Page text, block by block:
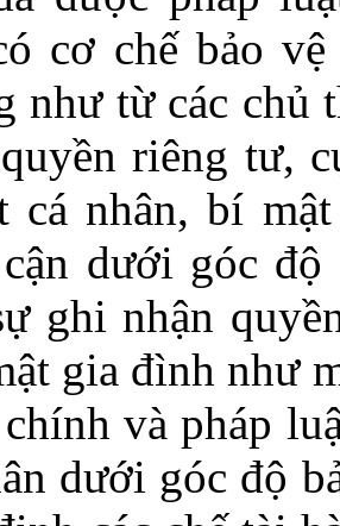
cơ chế bảo
như từ các chủ
riêng tư,
cá nhân, bí
dưới góc
ghi nhận
gia đình như
và pháp
dưới góc độ